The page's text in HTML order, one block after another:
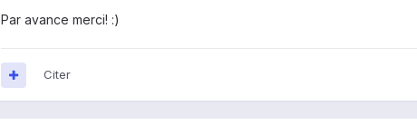
Par avance merci! :)
Citer